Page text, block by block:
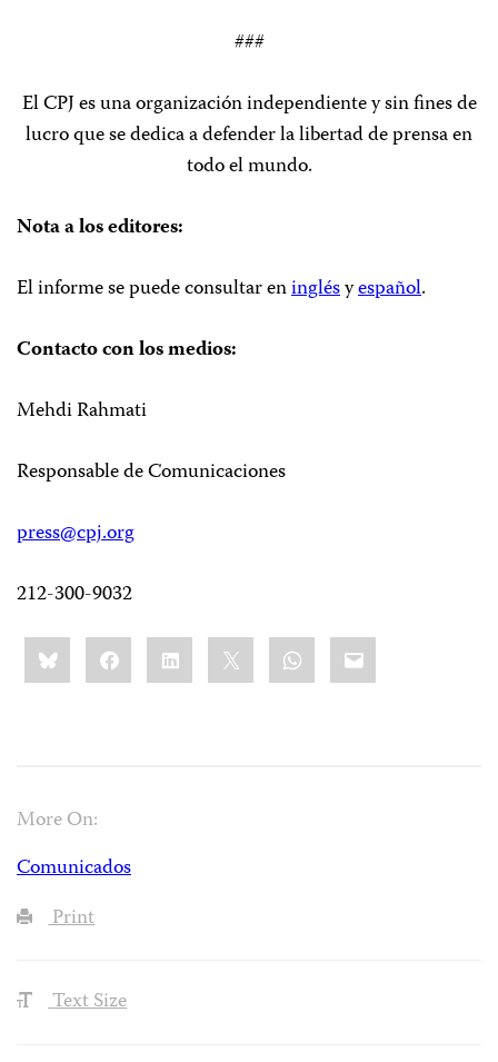
###
El CPJ es una organización independiente y sin fines de
lucro que se dedica a defender la libertad de prensa en
todo el mundo.
Nota a los editores:
El informe se puede consultar eninglésyespañol.
Contacto con los medios:
Mehdi Rahmati
Responsable de Comunicaciones
press@cpj.org
212-300-9032
Share
this:BlueskyFacebookLinkedIn WhatsApp
Email
More On:
Comunicados
Print
Text Size